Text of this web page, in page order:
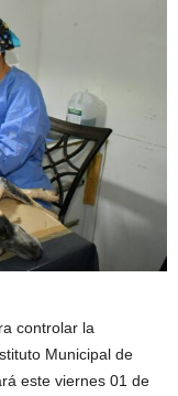
controlar la
Municipal de
este viernes 01 de